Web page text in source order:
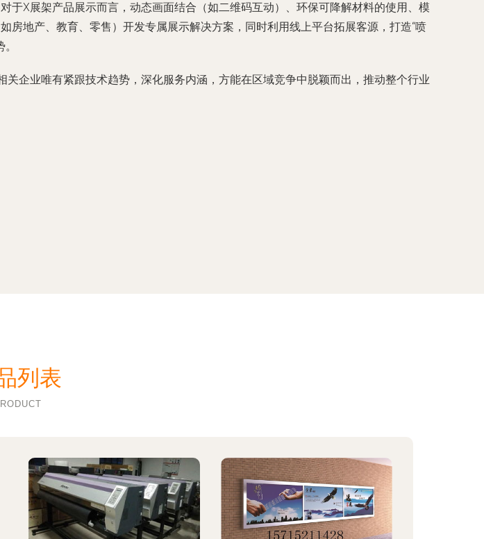
X展架产品展示而言，动态画面结合（如二维码互动）、环保可降解材料的使用、模
地产、教育、零售）开发专属展示解决方案，同时利用线上平台拓展客源，打造“喷
企业唯有紧跟技术趋势，深化服务内涵，方能在区域竞争中脱颖而出，推动整个行业
列表